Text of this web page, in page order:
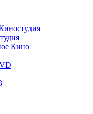
Кино